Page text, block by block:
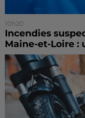
10h20
Incendies
Maine-et-Loire :